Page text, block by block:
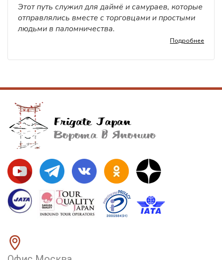
Этот путь служил для даймё и самураев, которые
отправлялись вместе с торговцами и простыми
людьми в паломничества.
Подробнее